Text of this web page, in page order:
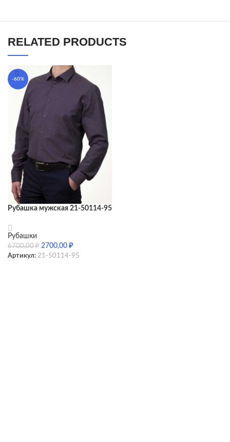
RELATED PRODUCTS
-60%
Рубашка мужская 21-50114-95
Рубашки
6700,00₽ 2700,00 ₽
Артикул: 21-50114-95